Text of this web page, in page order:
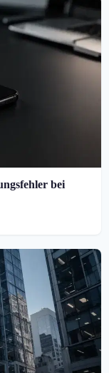
bei